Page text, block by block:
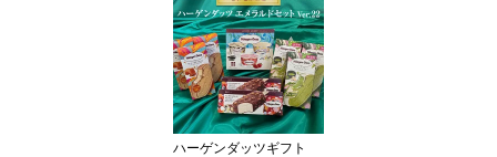
ます】モナカアイス もち
もち食感 ミルク＆いちご
宇治抹茶＆あずき お取り
寄せ 内祝い お彼岸 お供
え プレゼント 誕生日 父
の日 母の日 敬老の日
ハーゲンダッツギフト